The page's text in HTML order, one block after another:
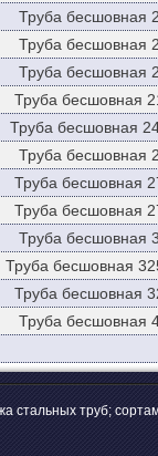
Труба бесшовная
Труба бесшовная
Труба бесшовная
Труба бесшовная
Труба бесшовная
Труба бесшовная
Труба бесшовная
Труба бесшовная
Труба бесшовная
Труба бесшовная
Труба бесшовная
Труба бесшовная
труб;